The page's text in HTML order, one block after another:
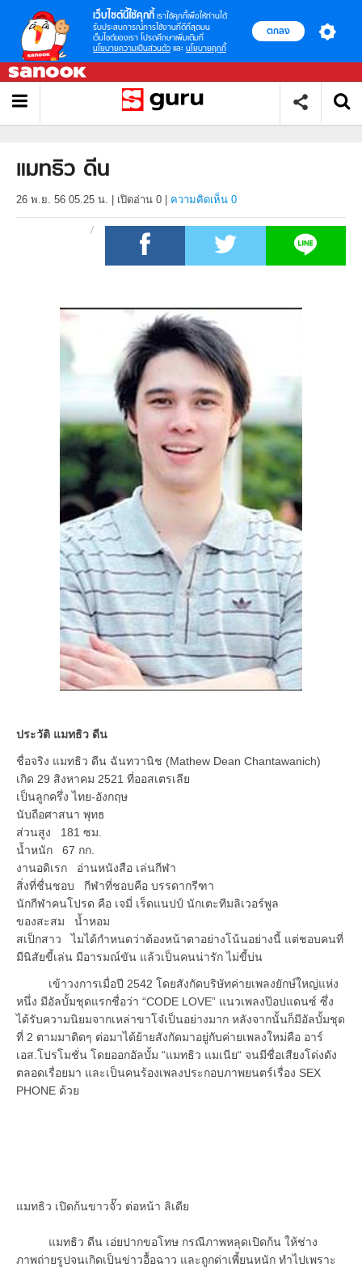
เว็บไซต์นี้ใช้คุกกี้ เราใช้คุกกี้เพื่อให้ท่านได้
รับประสบการณ์การใช้งานที่ดีที่สุดบน
เว็บไซต์ของเรา โปรดศึกษาเพิ่มเติมที่
นโยบายความเป็นส่วนตัว และ นโยบายคุกกี้
ตกลง
แมทธิว ดีน
26 พ.ย. 56 05.25 น. เปิดอ่าน 0 ความคิดเห็น 0
ประวัติ แมทธิว ดีน
ชื่อจริง แมทธิว ดีน ฉันทวานิช (Mathew Dean Chantawanich)
เกิด 29 สิงหาคม 2521 ที่ออสเตรเลีย
เป็นลูกครึ่ง ไทย-อังกฤษ
นับถือศาสนา พุทธ
ส่วนสูง 181 ซม.
น้ำหนัก 67 กก.
งานอดิเรก อ่านหนังสือ เล่นกีฬา
สิ่งที่ชื่นชอบ กีฬาที่ชอบคือ บรรดากรีฑา
นักกีฬาคนโปรด คือ เจมี่ เร็ดแนปป์ นักเตะทีมลิเวอร์พูล
ของสะสม น้ำหอม
สเป็กสาว ไมได้กำหนดว่าต้องหน้าตาอย่างโน้นอย่างนี้ แต่ชอบคนที่
มีนิสัยขี้เล่น มีอารมณ์ขัน แล้วเป็นคนน่ารัก ไม่ขี้บ่น
เข้าวงการเมื่อปี 2542 โดยสังกัดบริษัทค่ายเพลงยักษ์ใหญ่แห่ง
หนึ่ง มีอัลบั้มชุดแรกชื่อว่า “CODE LOVE” แนวเพลงป๊อปแดนซ์ ซึ่ง
ได้รับความนิยมจากเหล่าขาโจ๋เป็นอย่างมาก หลังจากนั้นก็มีอัลบั้มชุด
ที่ 2 ตามมาติดๆ ต่อมาได้ย้ายสังกัดมาอยู่กับค่ายเพลงใหม่คือ อาร์
เอส.โปรโมชั่น โดยออกอัลบั้ม “แมทธิว แมเนีย“ จนมีชื่อเสียงโด่งดัง
ตลอดเรื่อยมา และเป็นคนร้องเพลงประกอบภาพยนตร์เรื่อง SEX
PHONE ด้วย
แมทธิว เปิดก้นขาวจั๊ว ต่อหน้า ลิเดีย
แมทธิว ดีน เอ่ยปากขอโทษ กรณีภาพหลุดเปิดก้น ให้ช่าง
ภาพถ่ายรูปจนเกิดเป็นข่าวอื้อฉาว และถูกด่าเพี้ยนหนัก ทำไปเพราะ